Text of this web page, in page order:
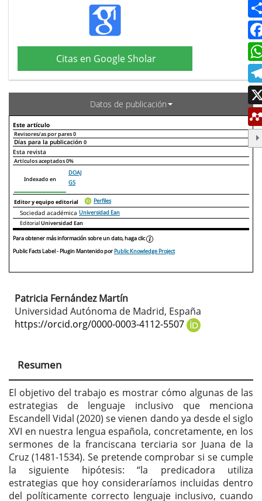
Citas en Google Sholar
Datos de publicación
Este artículo
Revisores/as por pares0
Días para la publicación 0
Declaraciones de autoría
Esta revista
Artículos aceptados0%
Indexado en
DOAJ
GS
Editor y equipo editorial Perfiles
Sociedad académica Universidad Ean
EditorialUniversidad Ean
Para obtener más información sobre un dato, haga clic
Public Facts Label- Plugin Mantenido por Public Knowledge Project
Contenido
principal
artículo
Patricia Fernández Martín
Universidad Autónoma de Madrid, España
https://orcid.org/0000-0003-4112-5507
Resumen
El objetivo del trabajo es mostrar cómo algunas de las
estrategias de lenguaje inclusivo que menciona
Escandell Vidal (2020) se vienen dando ya desde el siglo
XVI en nuestra lengua española, concretamente, en los
sermones de la franciscana terciaria sor Juana de la
Cruz (1481-1534). Se pretende comprobar si se cumple
la siguiente hipótesis: “la predicadora utiliza
estrategias que hoy consideraríamos incluidas dentro
del políticamente correcto lenguaje inclusivo, cuando